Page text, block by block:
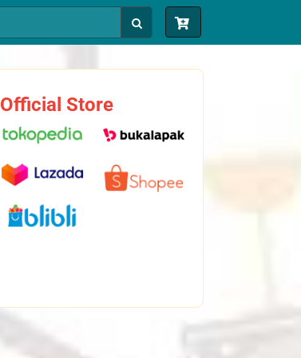
Official Store